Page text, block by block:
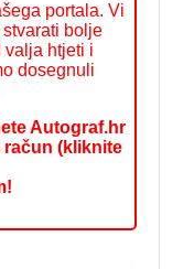
portala. Vi
bolje
valja htjeti i
dosegnuli
Autograf.hr
račun (kliknite